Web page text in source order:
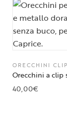
ORECCHINI
Orecchini a clip
40,00€